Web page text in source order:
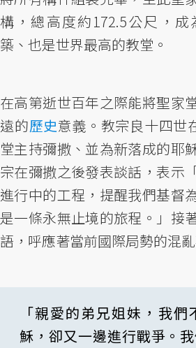
構，總高度約172.5公尺，
築、也是世界最高的教堂。
在高第逝世百年之際能將聖家
遠的歷史意義。教宗良十四世
堂主持彌撒、並為新落成的耶
宗在彌撒之後發表談話，表示
進行中的工程，提醒我們基督
是一條永無止境的旅程。」接
語，呼應著當前國際局勢的混亂
「親愛的弟兄姐妹，我
穌，卻又一邊進行戰爭。